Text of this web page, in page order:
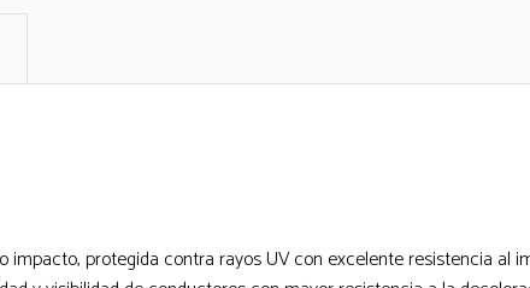
protegida contra rayos UV con excelente resistencia al